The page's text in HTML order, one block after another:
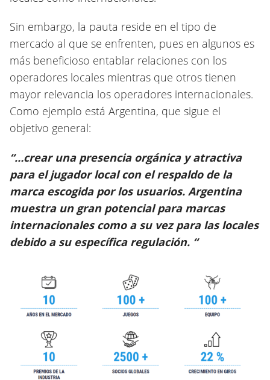
Sin embargo, la pauta reside en el tipo de
mercado al que se enfrenten, pues en algunos es
más beneficioso entablar relaciones con los
operadores locales mientras que otros tienen
mayor relevancia los operadores internacionales.
Como ejemplo está Argentina, que sigue el
objetivo general:
“…crear una presencia orgánica y atractiva
para el jugador local con el respaldo de la
marca escogida por los usuarios. Argentina
muestra un gran potencial para marcas
internacionales como a su vez para las locales
debido a su específica regulación. “